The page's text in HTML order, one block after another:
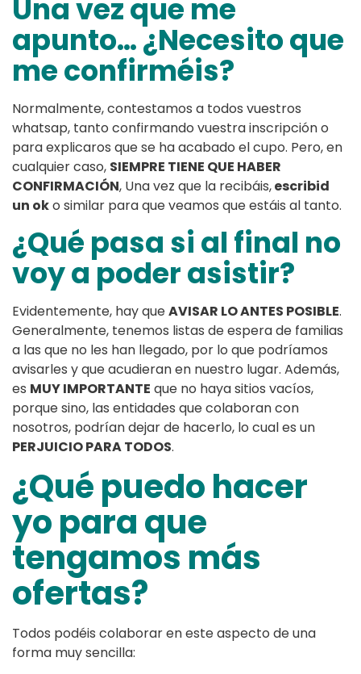
Una vez que me
apunto… ¿Necesito que
me confirméis?
Normalmente, contestamos a todos vuestros
whatsap, tanto confirmando vuestra inscripción o
para explicaros que se ha acabado el cupo. Pero, en
cualquier caso, SIEMPRE TIENE QUE HABER
CONFIRMACIÓN, Una vez que la recibáis,escribid
un oko similar para que veamos que estáis al tanto.
¿Qué pasa si al final no
voy a poder asistir?
Evidentemente, hay queAVISAR LO ANTES POSIBLE.
Generalmente, tenemos listas de espera de familias
a las que no les han llegado, por lo que podríamos
avisarles y que acudieran en nuestro lugar. Además,
es MUY IMPORTANTE que no haya sitios vacíos,
porque sino, las entidades que colaboran con
nosotros, podrían dejar de hacerlo, lo cual es un
PERJUICIO PARA TODOS.
¿Qué puedo hacer
yo para que
tengamos más
ofertas?
Todos podéis colaborar en este aspecto de una
forma muy sencilla: